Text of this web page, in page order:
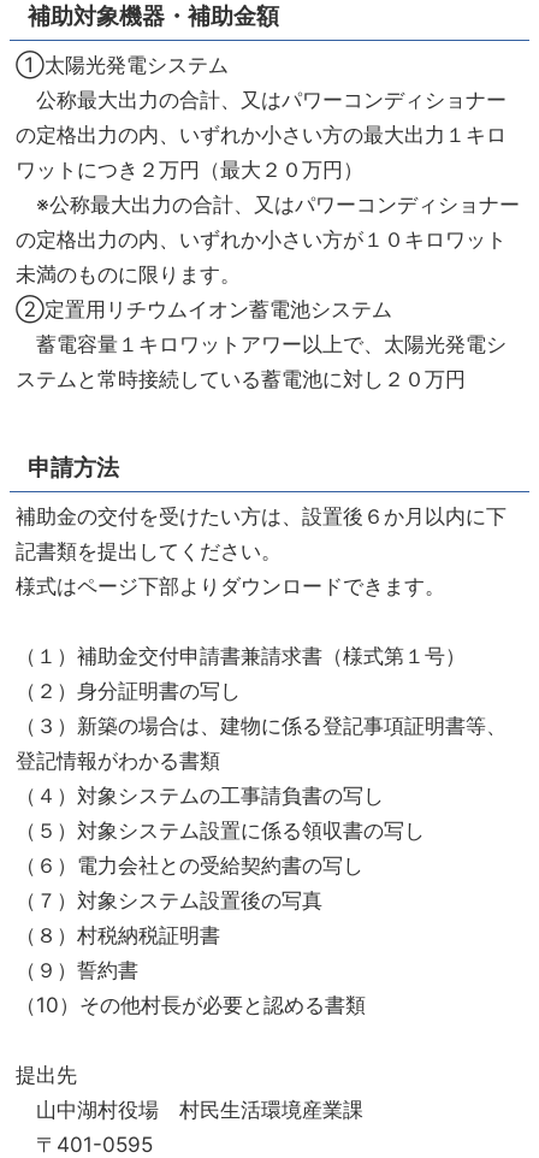
補助対象機器・補助金額
①太陽光発電システム
公称最大出力の合計、又はパワーコンディショナー
の定格出力の内、いずれか小さい方の最大出力１キロ
ワットにつき２万円（最大２０万円）
※公称最大出力の合計、又はパワーコンディショナー
の定格出力の内、いずれか小さい方が１０キロワット
未満のものに限ります。
②定置用リチウムイオン蓄電池システム
蓄電容量１キロワットアワー以上で、太陽光発電シ
ステムと常時接続している蓄電池に対し２０万円
申請方法
補助金の交付を受けたい方は、設置後６か月以内に下
記書類を提出してください。
様式はページ下部よりダウンロードできます。
（１）補助金交付申請書兼請求書（様式第１号）
（２）身分証明書の写し
（３）新築の場合は、建物に係る登記事項証明書等、
登記情報がわかる書類
（４）対象システムの工事請負書の写し
（５）対象システム設置に係る領収書の写し
（６）電力会社との受給契約書の写し
（７）対象システム設置後の写真
（８）村税納税証明書
（９）誓約書
（10）その他村長が必要と認める書類
提出先
山中湖村役場 村民生活環境産業課
〒401-0595